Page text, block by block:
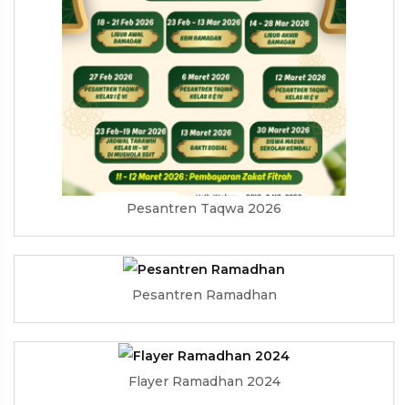
Pesantren Taqwa 2026
Pesantren Ramadhan
Flayer Ramadhan 2024